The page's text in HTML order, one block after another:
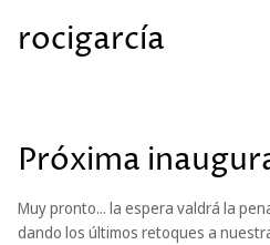
rocigarcía
Próxima
Muy pronto... la espera valdrá la
dando los últimos retoques a